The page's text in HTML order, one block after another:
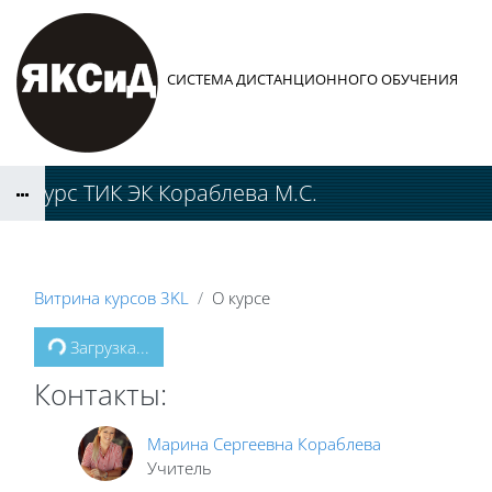
Перейти к основному содержанию
СИСТЕМА ДИСТАНЦИОННОГО ОБУЧЕНИЯ
3 курс ТИК ЭК Кораблева М.С.
Витрина курсов 3KL О курсе
Загрузка...
Контакты:
Марина Сергеевна Кораблева
Учитель